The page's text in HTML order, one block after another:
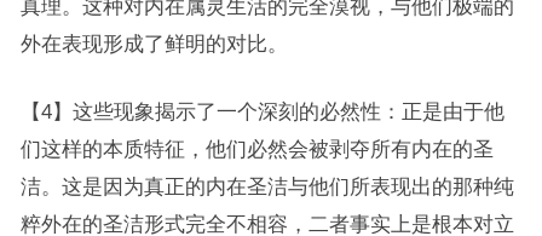
真理。这种对内在属灵生活的完全漠视，与他们极端的
外在表现形成了鲜明的对比。
【4】这些现象揭示了一个深刻的必然性：正是由于他
们这样的本质特征，他们必然会被剥夺所有内在的圣
洁。这是因为真正的内在圣洁与他们所表现出的那种纯
粹外在的圣洁形式完全不相容，二者事实上是根本对立